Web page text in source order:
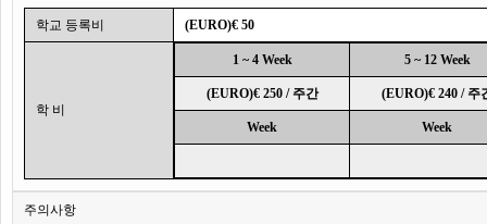
학교 등록비 (EURO)€ 50
학 비
1 ~ 4 Week 5 ~ 12 Week
(EURO)€ 250 / 주간 (EURO)€ 240 / 주
Week Week
주의사항